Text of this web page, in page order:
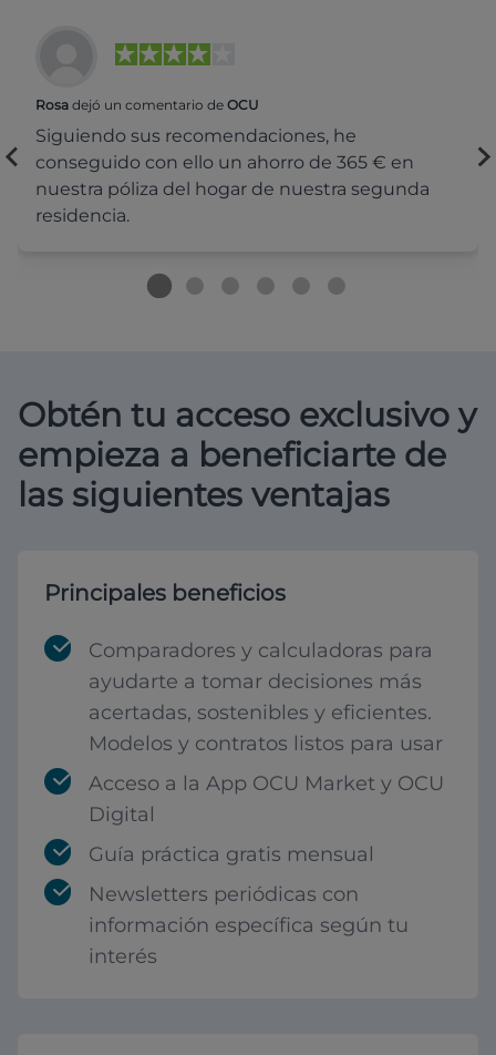
Rosa dejó un comentario de OCU
Siguiendo sus recomendaciones, he
conseguido con ello un ahorro de 365 € en
nuestra póliza del hogar de nuestra segunda
residencia.
Obtén tu acceso exclusivo y
empieza a beneficiarte de
las siguientes ventajas
Principales beneficios
Comparadores y calculadoras para
ayudarte a tomar decisiones más
acertadas, sostenibles y eficientes.
Modelos y contratos listos para usar
Acceso a la App OCU Market y OCU
Digital
Guía práctica gratis mensual
Newsletters periódicas con
información específica según tu
interés